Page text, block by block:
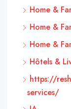
Home &
Home &
Home &
Hôtels &
https://
services/